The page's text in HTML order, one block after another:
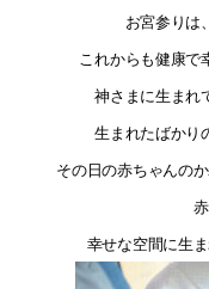
お宮参りは
これからも健康で
神さまに生まれ
生まれたばかり
その日の赤ちゃんの
幸せな空間に生